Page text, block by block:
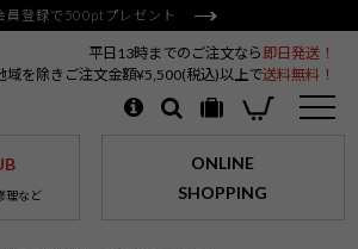
員登録で500ptプレゼント
平日13時までのご注文なら 即日発送！
域を除きご注文金額¥5,500(税込)以上で送料無料！
理など
ONLINE
SHOPPING